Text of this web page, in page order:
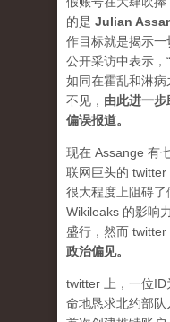
的是 Julian
作目标就是揭示
公开采访中表示，
如同在霍乱和淋病
不见， 由此进一
偏误报道。
现在 Assange 有
联网巨头的
很大程度上阻碍
Wikileaks 的影响
盛行，然而 twitter
政治偏见。
twitter 上，一位
命地恳求北约部